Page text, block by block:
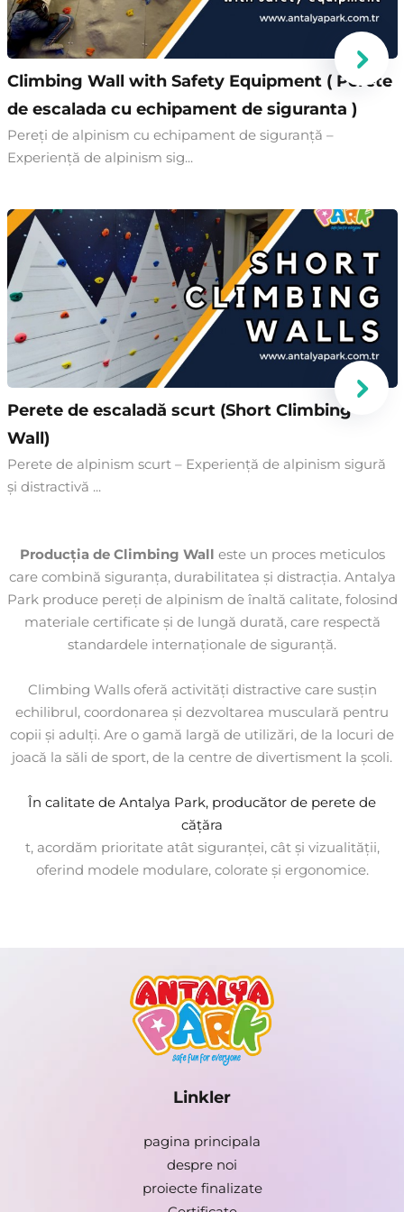
Climbing Wall with Safety Equipment ( Perete
de escalada cu echipament de siguranta )
Pereți de alpinism cu echipament de siguranță –
Experiență de alpinism sig...
Perete de escaladă scurt (Short Climbing
Wall)
Perete de alpinism scurt – Experiență de alpinism sigură
și distractivă ...
Producția de Climbing Wall este un proces meticulos
care combină siguranța, durabilitatea și distracția. Antalya
Park produce pereți de alpinism de înaltă calitate, folosind
materiale certificate și de lungă durată, care respectă
standardele internaționale de siguranță.
Climbing Walls oferă activități distractive care susțin
echilibrul, coordonarea și dezvoltarea musculară pentru
copii și adulți. Are o gamă largă de utilizări, de la locuri de
joacă la săli de sport, de la centre de divertisment la școli.
În calitate de Antalya Park, producător de perete de
cățăra
t, acordăm prioritate atât siguranței, cât și vizualității,
oferind modele modulare, colorate și ergonomice.
Linkler
pagina principala
despre noi
proiecte finalizate